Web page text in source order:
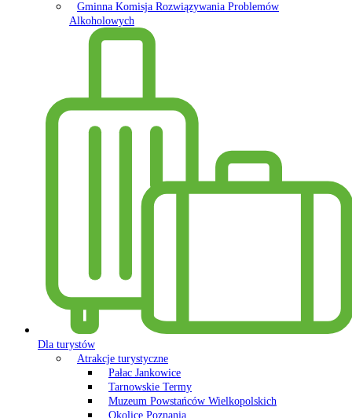
Gminna Komisja Rozwiązywania Problemów
Alkoholowych
Dla turystów
Atrakcje turystyczne
Pałac Jankowice
Tarnowskie Termy
Muzeum Powstańców Wielkopolskich
Okolice Poznania